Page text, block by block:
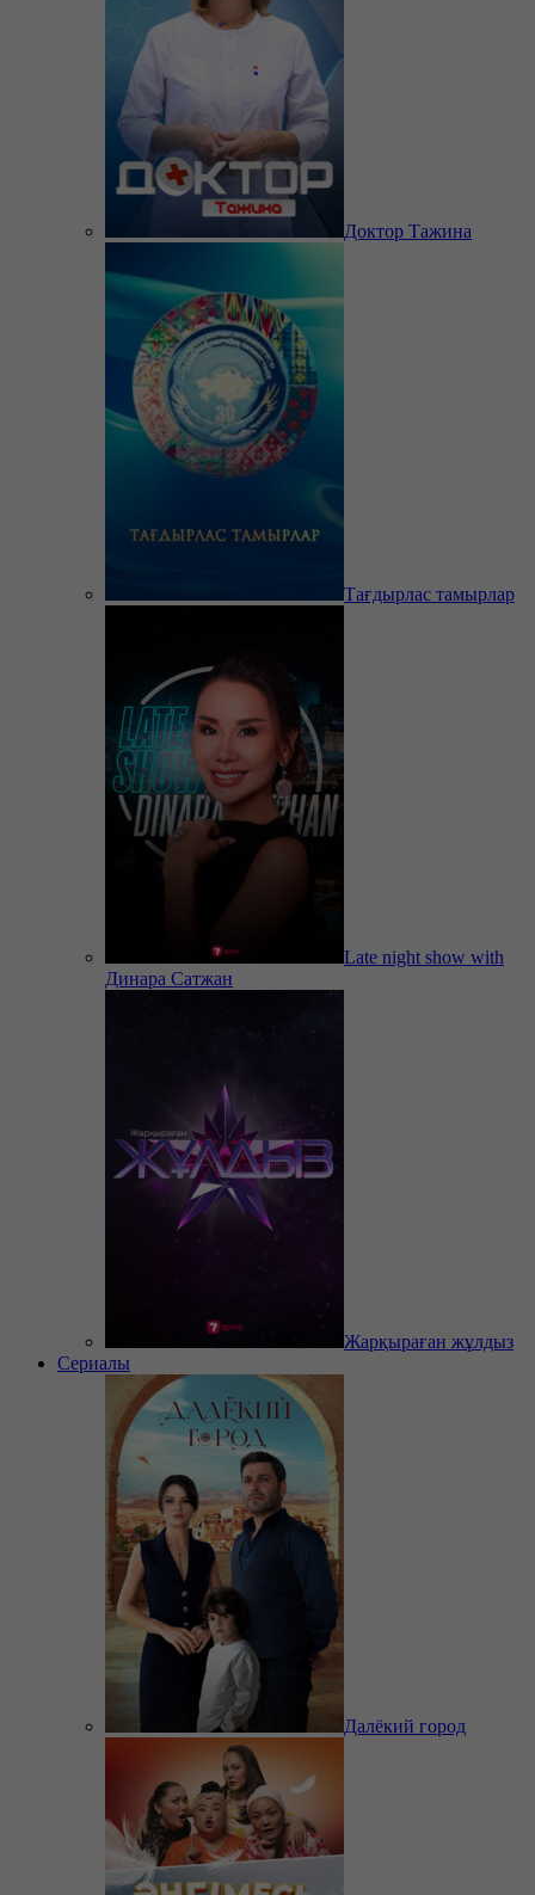
Доктор Тажина
Тағдырлас тамырлар
Late night show with
Динара Сатжан
Жарқыраған жұлдыз
Сериалы
Далёкий город